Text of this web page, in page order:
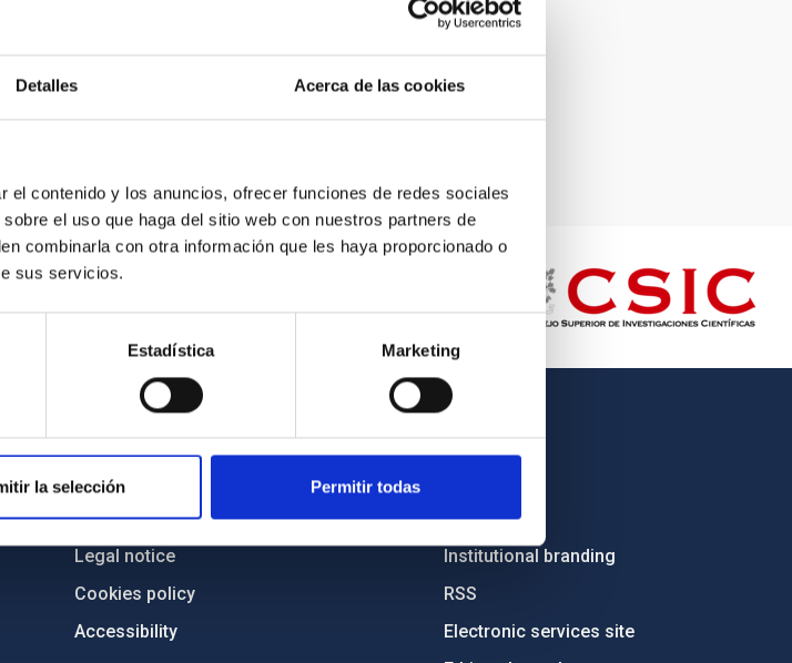
Detalles Acerca de las cookies
contenido y los anuncios, ofrecer funciones de redes sociales
el uso que haga del sitio web con nuestros partners de
combinarla con otra información que les haya proporcionado o
sus servicios.
Estadística Marketing
la selección Permitir todas
IAC PORTAL
Sitemap
Privacy policy
Legal notice
Cookies policy
Accessibility
OTHER LINKS
Tenders
Institutional branding
RSS
Electronic services site